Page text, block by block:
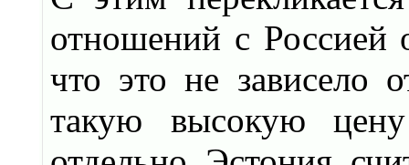
отношений с Россией
что это не зависело
такую высокую